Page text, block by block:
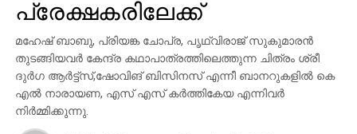
പ്രേക്ഷകരിലേക്ക്
മഹേഷ് ബാബു, പ്രിയങ്ക ചോപ്ര, പൃഥ്വിരാജ് സുകുമാരൻ
തുടങ്ങിയവർ കേന്ദ്ര കഥാപാത്രത്തിലെത്തുന്ന ചിത്രം ശ്രീ
ദുർഗ ആർട്ട്സ്,ഷോവിങ് ബിസിനസ് എന്നീ ബാനറുകളിൽ കെ
എൽ നാരായണ, എസ് എസ് കർത്തികേയ എന്നിവർ
നിർമ്മിക്കുന്നു.